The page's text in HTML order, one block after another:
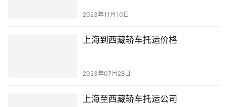
2023年11月10日
上海到西藏轿车托运价格
2023年07月28日
上海至西藏轿车托运公司